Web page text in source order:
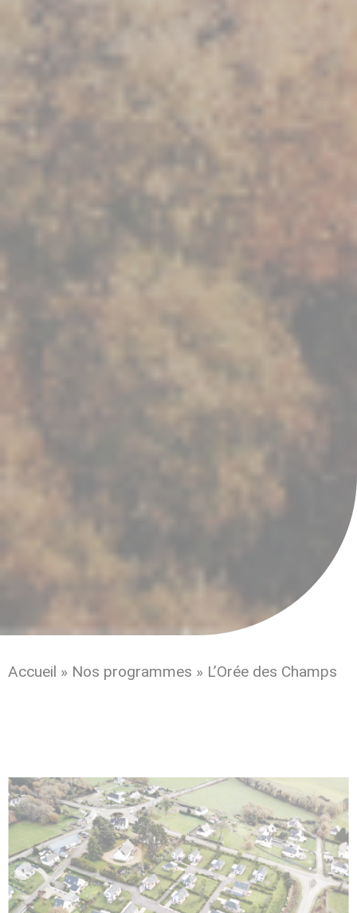
Accueil » Nos programmes » L’Orée des Champs